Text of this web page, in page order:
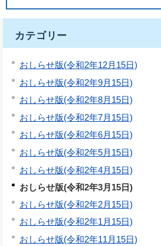
カテゴリー
おしらせ版(令和2年12月15日)
おしらせ版(令和2年9月15日)
おしらせ版(令和2年8月15日)
おしらせ版(令和2年7月15日)
おしらせ版(令和2年6月15日)
おしらせ版(令和2年5月15日)
おしらせ版(令和2年4月15日)
おしらせ版(令和2年3月15日)
おしらせ版(令和2年2月15日)
おしらせ版(令和2年1月15日)
おしらせ版(令和2年11月15日)